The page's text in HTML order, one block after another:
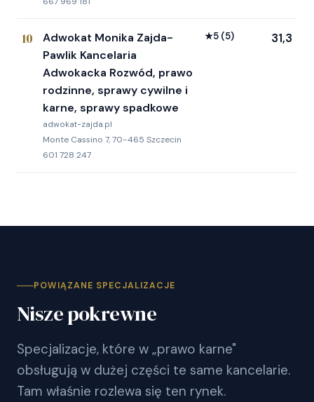
10
Adwokat Monika Zajda-
Pawlik Kancelaria
Adwokacka Rozwód, prawo
rodzinne, sprawy cywilne i
karne, sprawy spadkowe
adwokat-zajda.pl
Monte Cassino 7, 70-465 Szczecin
601 728 247
★5 (5) 31,3
POWIĄZANE SPECJALIZACJE
Nisze pokrewne
Specjalizacje, które w „prawo karne"
obsługują w dużej części te same kancelarie.
Tam właśnie rozlewa się ten rynek.